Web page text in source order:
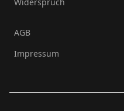
AGB
Impressum